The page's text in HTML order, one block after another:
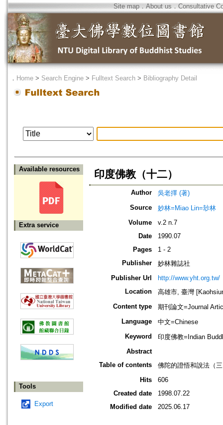
Site map．About us ． Consultative
． Home > Search Engine > Fulltext Search > Bibliography Detail
Available resources
Extra service
Tools
Export
印度佛教（十二）
Author
吳老擇 (著)
Source
妙林=Miao Lin=玅林
Volume
v.2 n.7
Date
1990.07
Pages
1 - 2
Publisher
妙林雜誌社
Publisher Url
http://www.yht.org.tw/
Location
高雄市, 臺灣
Content type
期刊論文=Journal
Language
中文=Chinese
Keyword
印度佛教=Indian
Abstract
Table of contents
佛陀的證悟和說法（
Hits
606
Created date
1998.07.22
Modified date
2025.06.17